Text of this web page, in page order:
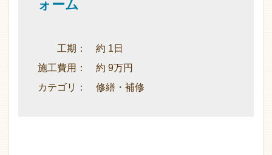
ォーム
工期： 約 1日
施工費用： 約 9万円
カテゴリ： 修繕・補修